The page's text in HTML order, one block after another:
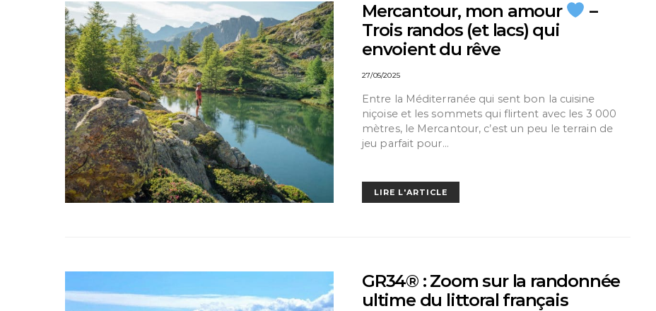
Mercantour, mon amour
–
Trois randos (et lacs) qui
envoient du rêve
27/05/2025
Entre la Méditerranée qui sent bon la cuisine
niçoise et les sommets qui flirtent avec les 3 000
mètres, le Mercantour, c’est un peu le terrain de
jeu parfait pour…
LIRE L'ARTICLE
GR34® : Zoom sur la randonnée
ultime du littoral français